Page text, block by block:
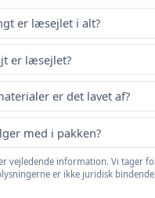
er læsejlet i alt?
er læsejlet?
er det lavet af?
med i pakken?
vejledende information. Vi tager
er ikke juridisk bindende.
- 600 x 80 cm - 1 stk
- 1200 x 160 cm - 1 stk
- 800 x 120 cm - 1 stk